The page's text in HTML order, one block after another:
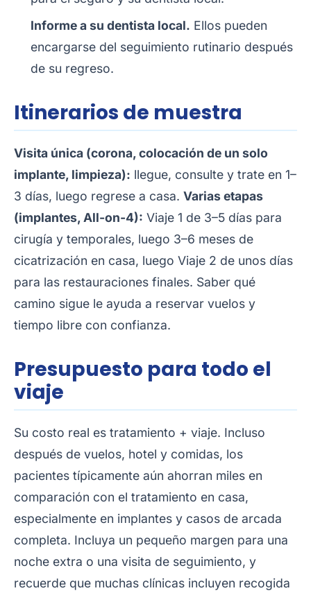
Informe a su dentista local. Ellos pueden
encargarse del seguimiento rutinario después
de su regreso.
Itinerarios de muestra
Visita única (corona, colocación de un solo
implante, limpieza): llegue, consulte y trate en 1–
3 días, luego regrese a casa. Varias etapas
(implantes, All-on-4): Viaje 1 de 3–5 días para
cirugía y temporales, luego 3–6 meses de
cicatrización en casa, luego Viaje 2 de unos días
para las restauraciones finales. Saber qué
camino sigue le ayuda a reservar vuelos y
tiempo libre con confianza.
Presupuesto para todo el
viaje
Su costo real es tratamiento + viaje. Incluso
después de vuelos, hotel y comidas, los
pacientes típicamente aún ahorran miles en
comparación con el tratamiento en casa,
especialmente en implantes y casos de arcada
completa. Incluya un pequeño margen para una
noche extra o una visita de seguimiento, y
recuerde que muchas clínicas incluyen recogida